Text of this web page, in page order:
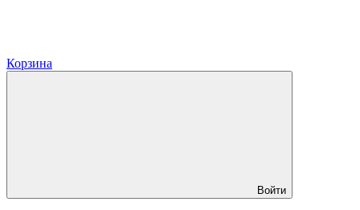
Корзина
Войти